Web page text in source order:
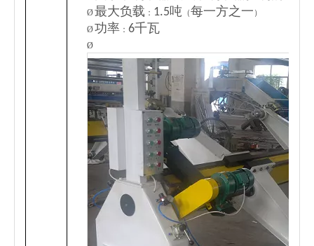
Ø最大负载 ： 1.5吨 （每一方之一 ）
Ø功率 ： 6千瓦
Ø